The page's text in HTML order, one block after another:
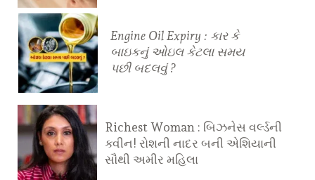
Engine Oil Expiry : કાર કે
બાઇકનું ઓઇલ કેટલા સમય
પછી બદલવું ?
Richest Woman : બિઝનેસ વર્લ્ડની
ક્વીન! રોશની નાદર બની એશિયાની
સૌથી અમીર મહિલા